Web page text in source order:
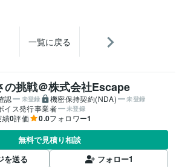
一覧に戻る
の挑戦＠株式会社Escape
認 未登録 機密保持契約(NDA) 未登録
イス発行事業者 未登録
績0評価 0.0フォロワー1
無料で見積り相談
を送る
フォロー1